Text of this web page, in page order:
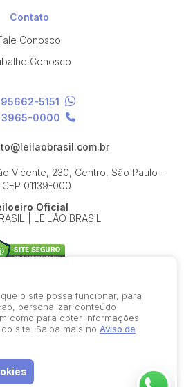
Contato
Conosco
Conosco
95662-5151
3965-0000
Vicente, 230, Centro, São Paulo -
CEP 01139-000
Oficial
| LEILÃO BRASIL
os direitos reservados
de Privacidade
de Uso
o site possa funcionar, para
personalizar conteúdo
como para obter informações
site. Saiba mais no Aviso de